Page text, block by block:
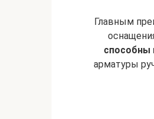
Главным
способны
арматуры